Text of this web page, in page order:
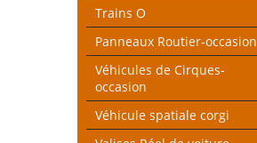
Trains O
Panneaux Routier-occasion
Véhicules de Cirques-
occasion
Véhicule spatiale corgi